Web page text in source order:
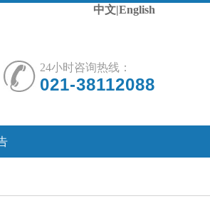
中文|English
24小时咨询热线：
021-38112088